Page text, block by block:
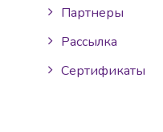
Партнеры
Рассылка
Сертификаты